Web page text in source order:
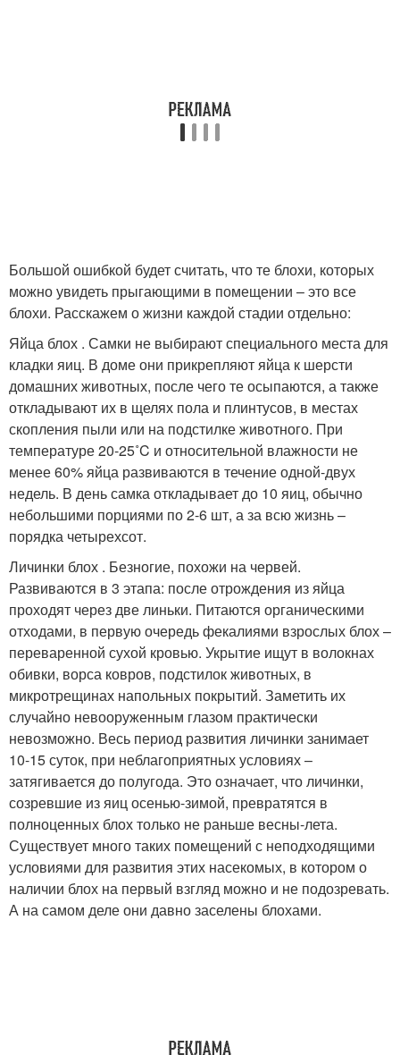
Большой ошибкой будет считать, что те блохи, которых
можно увидеть прыгающими в помещении – это все
блохи. Расскажем о жизни каждой стадии отдельно:
Яйца блох . Самки не выбирают специального места для
кладки яиц. В доме они прикрепляют яйца к шерсти
домашних животных, после чего те осыпаются, а также
откладывают их в щелях пола и плинтусов, в местах
скопления пыли или на подстилке животного. При
температуре 20-25˚C и относительной влажности не
менее 60% яйца развиваются в течение одной-двух
недель. В день самка откладывает до 10 яиц, обычно
небольшими порциями по 2-6 шт, а за всю жизнь –
порядка четырехсот.
Личинки блох . Безногие, похожи на червей.
Развиваются в 3 этапа: после отрождения из яйца
проходят через две линьки. Питаются органическими
отходами, в первую очередь фекалиями взрослых блох –
переваренной сухой кровью. Укрытие ищут в волокнах
обивки, ворса ковров, подстилок животных, в
микротрещинах напольных покрытий. Заметить их
случайно невооруженным глазом практически
невозможно. Весь период развития личинки занимает
10-15 суток, при неблагоприятных условиях –
затягивается до полугода. Это означает, что личинки,
созревшие из яиц осенью-зимой, превратятся в
полноценных блох только не раньше весны-лета.
Существует много таких помещений с неподходящими
условиями для развития этих насекомых, в котором о
наличии блох на первый взгляд можно и не подозревать.
А на самом деле они давно заселены блохами.